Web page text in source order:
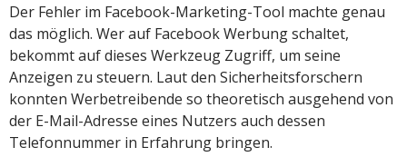
Der Fehler im Facebook-Marketing-Tool machte genau
das möglich. Wer auf Facebook Werbung schaltet,
bekommt auf dieses Werkzeug Zugriff, um seine
Anzeigen zu steuern. Laut den Sicherheitsforschern
konnten Werbetreibende so theoretisch ausgehend von
der E-Mail-Adresse eines Nutzers auch dessen
Telefonnummer in Erfahrung bringen.